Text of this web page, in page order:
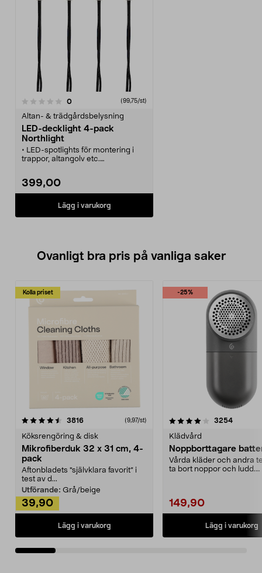
0recensioner (99,75/st)
Altan- & trädgårdsbelysning
LED-decklight 4-pack
Northlight
• LED-spotlights för montering i
trappor, altangolv etc.
• Skymningssensor - lamporna
tänds automatiskt vid skymning.
• Ett set är utbyggbart med upp till
6 decklights.
399,00
Lägg i varukorg
Ovanligt bra pris på vanliga saker
Kolla priset
3816recensioner (9,97/st)
Köksrengöring & disk
Mikrofiberduk 32 x 31 cm, 4-
pack
Aftonbladets "självklara favorit” i
test av d...
Utförande: Grå/beige
39,90
Lägg i varukorg
-25%
4.0av 5 stjärnor 3254
Klädvård
Noppborttagare
Vårda kläder och andra
ta bort noppor och ludd.
149,90
Lägg i varukorg
4.5av 5 stjärnor